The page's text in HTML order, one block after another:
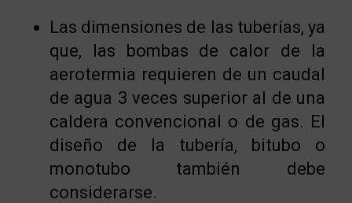
Las dimensiones de las tuberías, ya
que, las bombas de calor de la
aerotermia requieren de un caudal
de agua 3 veces superior al de una
caldera convencional o de gas. El
diseño de la tubería, bitubo o
monotubo también debe
considerarse.